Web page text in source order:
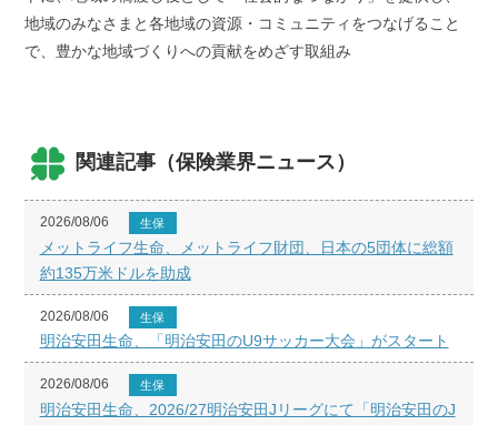
地域のみなさまと各地域の資源・コミュニティをつなげること
で、豊かな地域づくりへの貢献をめざす取組み
関連記事（保険業界ニュース）
2026/08/06 生保
メットライフ生命、メットライフ財団、日本の5団体に総額
約135万米ドルを助成
2026/08/06 生保
明治安田生命、「明治安田のU9サッカー大会」がスタート
2026/08/06 生保
明治安田生命、2026/27明治安田Jリーグにて「明治安田のJ